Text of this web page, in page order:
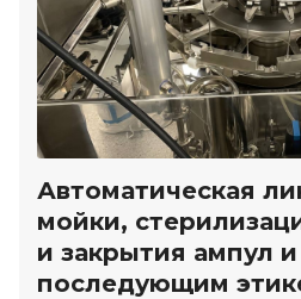
Автоматическая
мойки,
и закрытия ампул
последующим